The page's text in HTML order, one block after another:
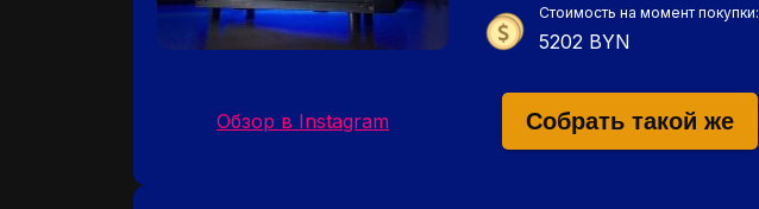
Стоимость на момент покупки:
5202 BYN
Обзор в Instagram Собрать такой же